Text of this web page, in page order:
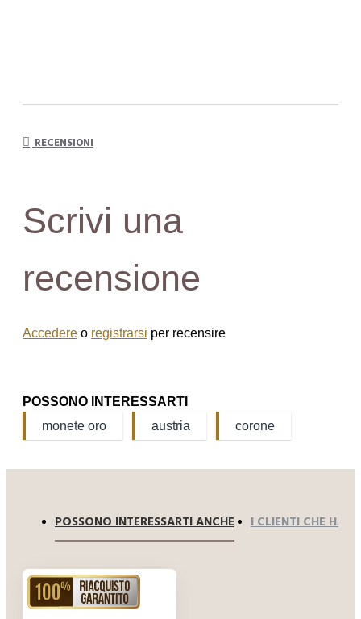
RECENSIONI
Scrivi una
recensione
Accedere o registrarsi per recensire
POSSONO INTERESSARTI
monete oro
austria corone
POSSONO INTERESSARTI ANCHE I CLIENTI CHE
RIACQUISTO GARANTITO